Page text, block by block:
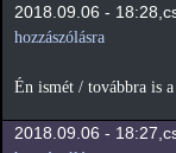
2018.09.06 -
hozzászólásra
Én ismét / továbbra is
2018.09.06 -